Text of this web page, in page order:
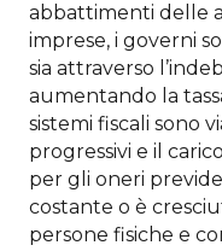
abbattimenti delle
imprese, i governi
sia attraverso
aumentando la
sistemi fiscali sono
progressivi e il
per gli oneri
costante o è
persone fisiche e